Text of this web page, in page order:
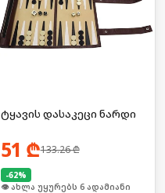
ტყავის დასაკეცი ნარდი
51 ₾133.26₾
-62%
🛒 ბოლო 24სთ-ში იყიდა 8-მა